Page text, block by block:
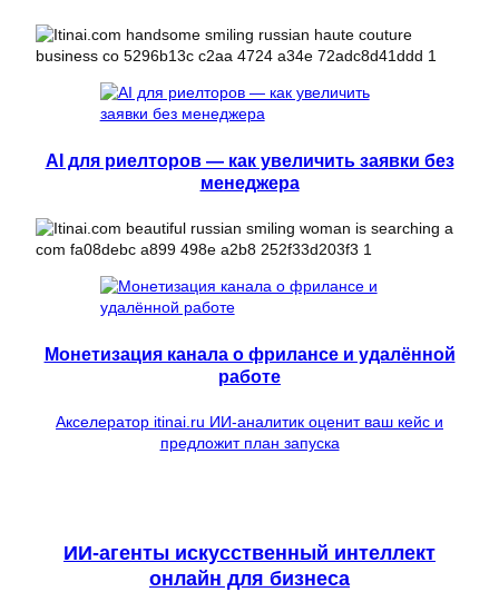
AI для риелторов — как увеличить заявки без
менеджера
Монетизация канала о фрилансе и удалённой
работе
Акселератор itinai.ru ИИ-аналитик оценит ваш кейс и
предложит план запуска
ИИ-агенты искусственный интеллект
онлайн для бизнеса